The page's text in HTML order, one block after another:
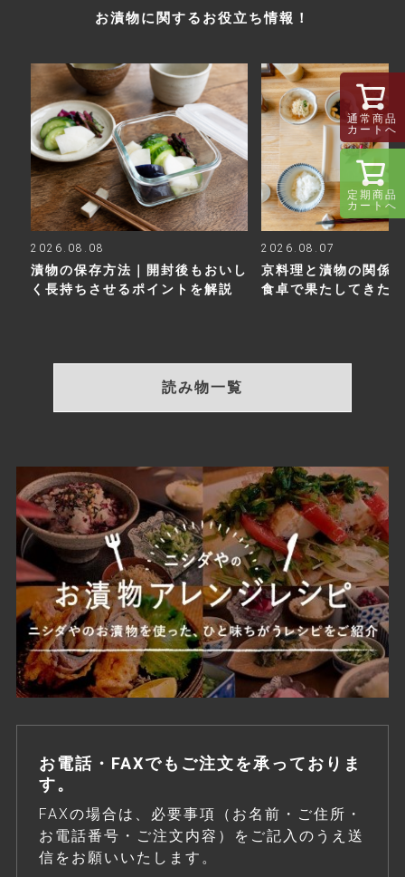
お漬物に関するお役立ち情報！
2026.08.08
漬物の保存方法｜開封後もおいし
く長持ちさせるポイントを解説
2026.08.07
京料理と漬物の関係
食卓で果たしてきた
読み物一覧
お電話・FAXでもご注文を承っておりま
す。
FAXの場合は、必要事項（お名前・ご住所・
お電話番号・ご注文内容）をご記入のうえ送
信をお願いいたします。
通常商品
カートへ
定期商品
カートへ